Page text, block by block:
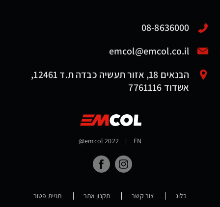
08-8636000
emcol@emcol.co.il
הבנאים 18, אזור תעשיה כבדה ת.ד 12461,
אשדוד 7761116
@emcol 2022 | EN
בלוג צור קשר תקנון אתר תניית פטור